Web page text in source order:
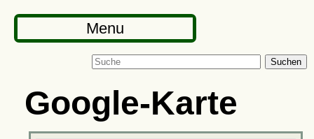
Menu
Suchen
Google-Karte